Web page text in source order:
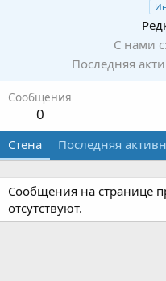
С нами с
Последняя
Сообщения
0
Стена Последняя
Сообщения на странице
отсутствуют.